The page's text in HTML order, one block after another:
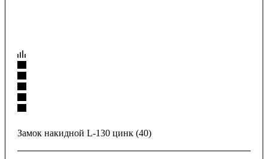
Замок накидной L-130 цинк (40)